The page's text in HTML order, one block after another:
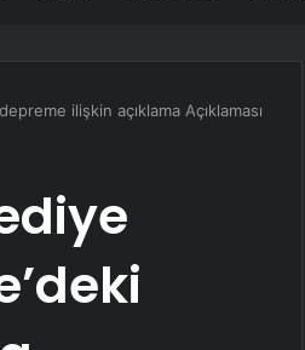
ilişkin açıklama Açıklaması